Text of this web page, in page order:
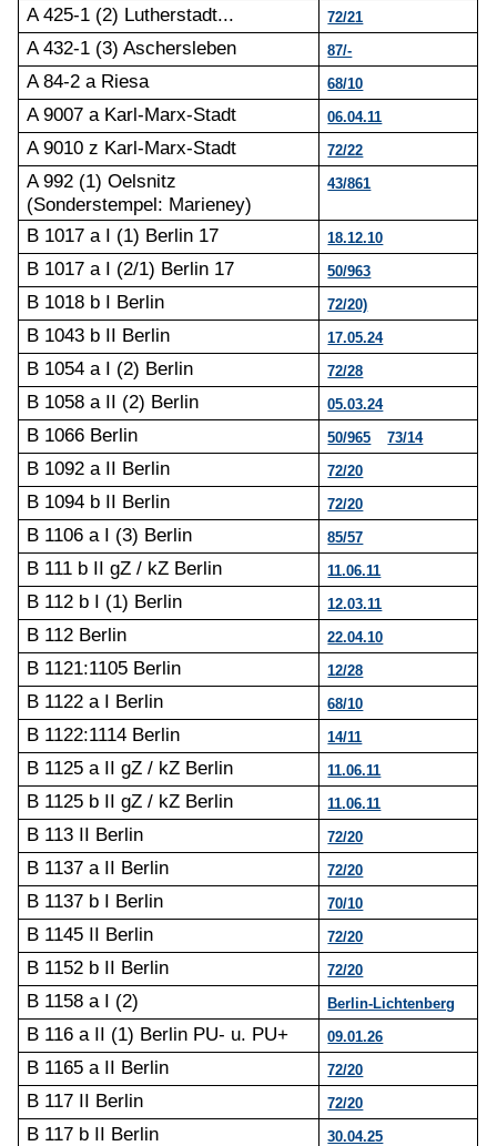
A 425-1 (2) Lutherstadt... 72/21
A 432-1 (3) Aschersleben 87/-
A 84-2 a Riesa 68/10
A 9007 a Karl-Marx-Stadt 06.04.11
A 9010 z Karl-Marx-Stadt 72/22
A 992 (1) Oelsnitz
(Sonderstempel: Marieney)
43/861
B 1017 a I (1) Berlin 17 18.12.10
B 1017 a I (2/1) Berlin 17 50/963
B 1018 b I Berlin 72/20)
B 1043 b II Berlin 17.05.24
B 1054 a I (2) Berlin 72/28
B 1058 a II (2) Berlin 05.03.24
B 1066 Berlin 50/965 73/14
B 1092 a II Berlin 72/20
B 1094 b II Berlin 72/20
B 1106 a I (3) Berlin 85/57
B 111 b II gZ / kZ Berlin 11.06.11
B 112 b I (1) Berlin 12.03.11
B 112 Berlin 22.04.10
B 1121:1105 Berlin 12/28
B 1122 a I Berlin 68/10
B 1122:1114 Berlin 14/11
B 1125 a II gZ / kZ Berlin 11.06.11
B 1125 b II gZ / kZ Berlin 11.06.11
B 113 II Berlin 72/20
B 1137 a II Berlin 72/20
B 1137 b I Berlin 70/10
B 1145 II Berlin 72/20
B 1152 b II Berlin 72/20
B 1158 a I (2) Berlin-Lichtenberg
B 116 a II (1) Berlin PU- u. PU+ 09.01.26
B 1165 a II Berlin 72/20
B 117 II Berlin 72/20
B 117 b II Berlin 30.04.25